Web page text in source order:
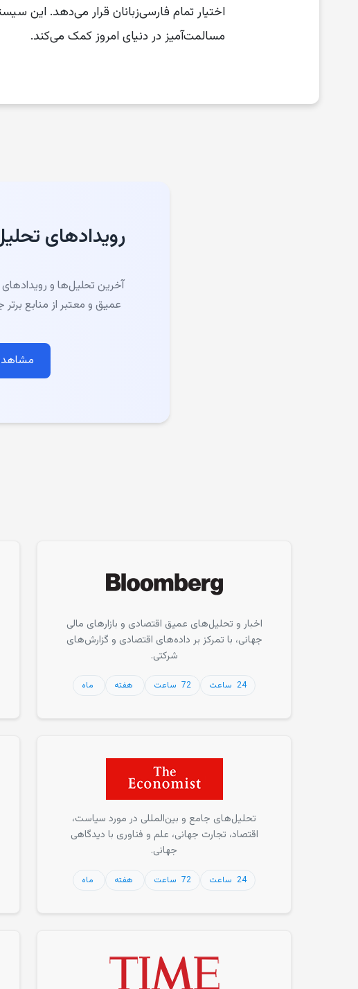
اختیار تمام فارسی‌زبانان قرار می‌دهد. این
مسالمت‌آمیز در دنیای امروز کمک می‌کند.
رویدادهای تحلیل جهان
آخرین تحلیل‌ها و
عمیق و معتبر از منابع
اخبار و تحلیل‌های عمیق اقتصادی و بازارهای مالی
جهانی، با تمرکز بر داده‌های اقتصادی و گزارش‌های
شرکتی.
24 ساعت 72 ساعت هفته ماه
تحلیل‌های جامع و بین‌المللی در مورد سیاست،
اقتصاد، تجارت جهانی، علم و فناوری با دیدگاهی
جهانی.
24 ساعت 72 ساعت هفته ماه